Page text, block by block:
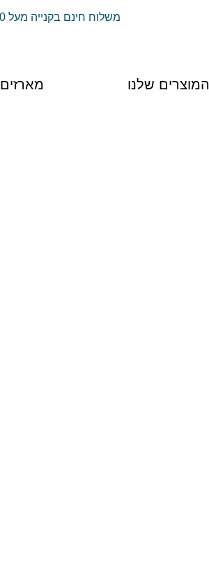
משלוח חינם בקנייה מעל 300 ש"ח עד 7 ימי עסקים!
המוצרים שלנו מארזים